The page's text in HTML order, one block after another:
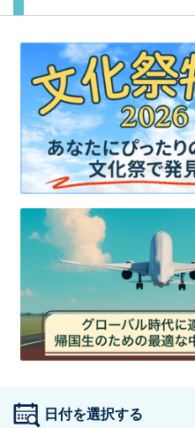
最近
学校閲覧履歴はありません
ブックマークした学校
日付を選択する